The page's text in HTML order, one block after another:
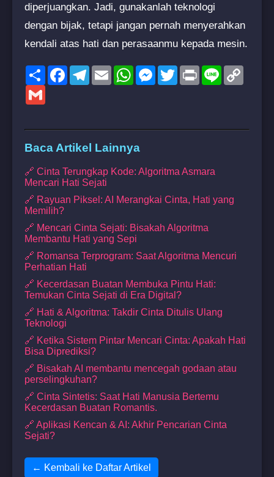
diperjuangkan. Jadi, gunakanlah teknologi
dengan bijak, tetapi jangan pernah menyerahkan
kendali atas hati dan perasaanmu kepada mesin.
ShareFacebookTelegram
EmailWhatsAppMessenger
TwitterPrint Line
Baca Artikel Lainnya
🔗 Cinta Terungkap Kode: Algoritma Asmara
Mencari Hati Sejati
🔗 Rayuan Piksel: AI Merangkai Cinta, Hati yang
Memilih?
🔗 Mencari Cinta Sejati: Bisakah Algoritma
Membantu Hati yang Sepi
🔗 Romansa Terprogram: Saat Algoritma Mencuri
Perhatian Hati
🔗 Kecerdasan Buatan Membuka Pintu Hati:
Temukan Cinta Sejati di Era Digital?
🔗 Hati & Algoritma: Takdir Cinta Ditulis Ulang
Teknologi
🔗 Ketika Sistem Pintar Mencari Cinta: Apakah Hati
Bisa Diprediksi?
🔗 Bisakah AI membantu mencegah godaan atau
perselingkuhan?
🔗 Cinta Sintetis: Saat Hati Manusia Bertemu
Kecerdasan Buatan Romantis.
🔗 Aplikasi Kencan & AI: Akhir Pencarian Cinta
Sejati?
← Kembali ke Daftar Artikel